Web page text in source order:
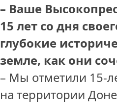
– Ваше
15 лет со дня
глубокие
земле, как они
– Мы отметили 15-
на территории